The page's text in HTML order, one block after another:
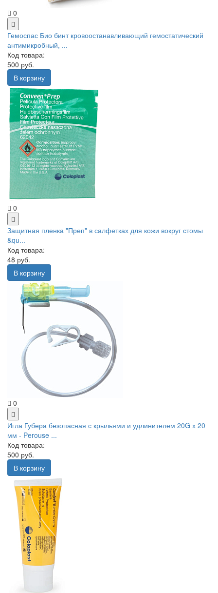
0
Гемоспас Био бинт кровоостанавливающий гемостатический
антимикробный, ...
Код товара:
500 руб.
В корзину
0
Защитная пленка "Преп" в салфетках для кожи вокруг стомы
&qu...
Код товара:
48 руб.
В корзину
0
Игла Губера безопасная с крыльями и удлинителем 20G х 20
мм - Perouse ...
Код товара:
500 руб.
В корзину